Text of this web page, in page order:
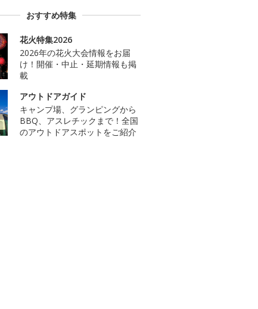
おすすめ特集
花火特集2026
2026年の花火大会情報をお届
け！開催・中止・延期情報も掲
載
アウトドアガイド
キャンプ場、グランピングから
BBQ、アスレチックまで！全国
のアウトドアスポットをご紹介